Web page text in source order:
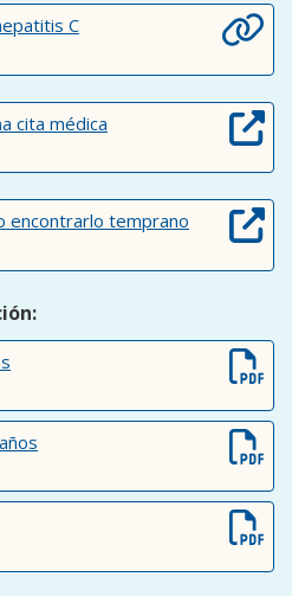
C
cita médica
encontrarlo temprano